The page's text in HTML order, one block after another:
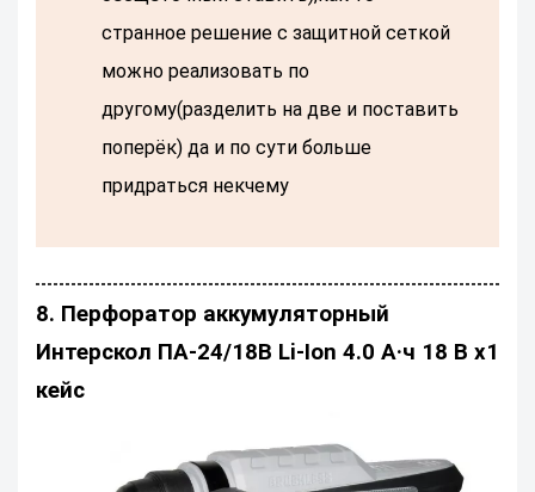
странное решение с защитной сеткой
можно реализовать по
другому(разделить на две и поставить
поперёк) да и по сути больше
придраться некчему
8. Перфоратор аккумуляторный
Интерскол ПА-24/18В Li-Ion 4.0 А·ч 18 В х1
кейс